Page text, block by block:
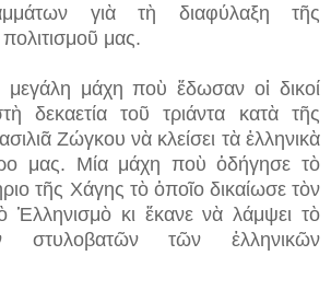
γιὰ τὴ διαφύλαξη τῆς
μας.
μεγάλη μάχη ποὺ ἔδωσαν οἱ δικοί
δεκαετία τοῦ τριάντα κατὰ τῆς
Ζώγκου νὰ κλείσει τὰ ἑλληνικὰ
μας. Μία μάχη ποὺ ὁδήγησε τὸ
τῆς Χάγης τὸ ὁποῖο δικαίωσε τὸν
Ἑλληνισμὸ κι ἔκανε νὰ λάμψει τὸ
τῶν ἑλληνικῶν